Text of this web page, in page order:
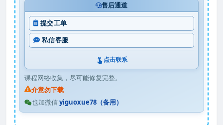
售后通道
提交工单
私信客服
点击联系
课程网络收集，尽可能修复完整。
介意勿下载
也加微信yiguoxue78（备用）